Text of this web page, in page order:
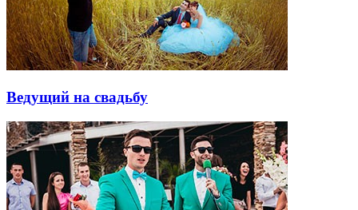
Ведущий на свадьбу